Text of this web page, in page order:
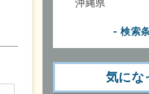
沖縄県
- 検索
気にな